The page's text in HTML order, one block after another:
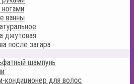
ванны
джутовая
после загара
шампунь
кондиционер для волос